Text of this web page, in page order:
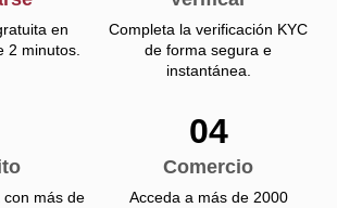
en
2 minutos.
Completa la verificación KYC
de forma segura e
instantánea.
con más de
04
Comercio
Acceda a más de 2000